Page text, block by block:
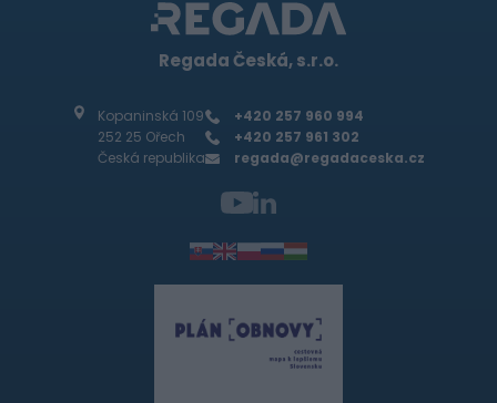
Regada Česká, s.r.o.
Kopaninská 109
252 25 Ořech
Česká republika
+420 257 960 994
+420 257 961 302
regada@regadaceska.cz